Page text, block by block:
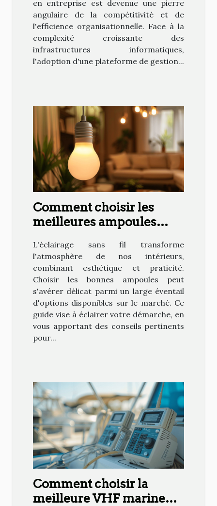
en entreprise est devenue une pierre
angulaire de la compétitivité et de
l'efficience organisationnelle. Face à la
complexité croissante des
infrastructures informatiques,
l'adoption d'une plateforme de gestion...
Comment choisir les
meilleures ampoules
intérieur
L'éclairage sans fil transforme
l'atmosphère de nos intérieurs,
combinant esthétique et praticité.
Choisir les bonnes ampoules peut
s'avérer délicat parmi un large éventail
d'options disponibles sur le marché. Ce
guide vise à éclairer votre démarche, en
vous apportant des conseils pertinents
pour...
Comment choisir la
meilleure VHF marine